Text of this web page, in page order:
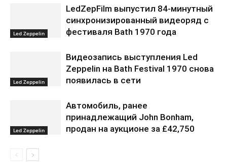
Led Zeppelin
LedZepFilm выпустил 84-минутный
синхронизированный видеоряд с
фестиваля Bath 1970 года
Led Zeppelin
Видеозапись выступления Led
Zeppelin на Bath Festival 1970 снова
появилась в сети
Led Zeppelin
Автомобиль, ранее
принадлежащий John Bonham,
продан на аукционе за £42,750